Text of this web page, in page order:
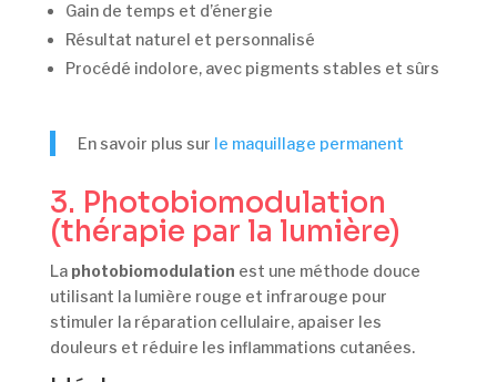
Gain de temps et d’énergie
Résultat naturel et personnalisé
Procédé indolore, avec pigments stables et sûrs
En savoir plus sur le maquillage permanent
3. Photobiomodulation
(thérapie par la lumière)
La photobiomodulation est une méthode douce
utilisant la lumière rouge et infrarouge pour
stimuler la réparation cellulaire, apaiser les
douleurs et réduire les inflammations cutanées.